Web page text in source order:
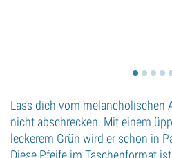
Lass dich vom melancholischen
nicht abschrecken. Mit einem
leckerem Grün wird er schon in
Diese Pfeife im Taschenformat